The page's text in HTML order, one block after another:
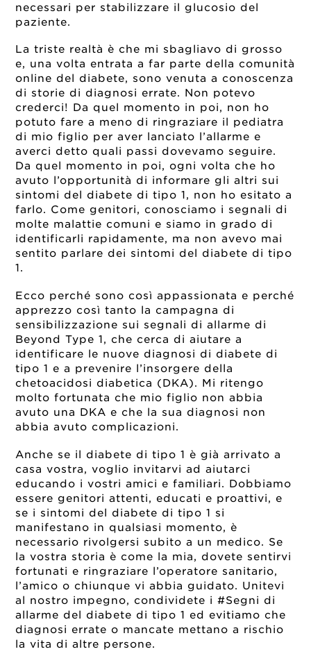
necessari per stabilizzare il glucosio del
paziente.
La triste realtà è che mi sbagliavo di grosso
e, una volta entrata a far parte della comunità
online del diabete, sono venuta a conoscenza
di storie di diagnosi errate. Non potevo
crederci! Da quel momento in poi, non ho
potuto fare a meno di ringraziare il pediatra
di mio figlio per aver lanciato l’allarme e
averci detto quali passi dovevamo seguire.
Da quel momento in poi, ogni volta che ho
avuto l’opportunità di informare gli altri sui
sintomi del diabete di tipo 1, non ho esitato a
farlo. Come genitori, conosciamo i segnali di
molte malattie comuni e siamo in grado di
identificarli rapidamente, ma non avevo mai
sentito parlare dei sintomi del diabete di tipo
1.
Ecco perché sono così appassionata e perché
apprezzo così tanto la campagna di
sensibilizzazione sui segnali di allarme di
Beyond Type 1, che cerca di aiutare a
identificare le nuove diagnosi di diabete di
tipo 1 e a prevenire l’insorgere della
chetoacidosi diabetica (DKA). Mi ritengo
molto fortunata che mio figlio non abbia
avuto una DKA e che la sua diagnosi non
abbia avuto complicazioni.
Anche se il diabete di tipo 1 è già arrivato a
casa vostra, voglio invitarvi ad aiutarci
educando i vostri amici e familiari. Dobbiamo
essere genitori attenti, educati e proattivi, e
se i sintomi del diabete di tipo 1 si
manifestano in qualsiasi momento, è
necessario rivolgersi subito a un medico. Se
la vostra storia è come la mia, dovete sentirvi
fortunati e ringraziare l’operatore sanitario,
l’amico o chiunque vi abbia guidato. Unitevi
al nostro impegno, condividete i #Segni di
allarme del diabete di tipo 1 ed evitiamo che
diagnosi errate o mancate mettano a rischio
la vita di altre persone.